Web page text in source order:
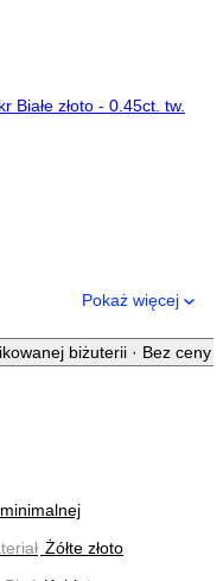
Pokaż więcej
biżuterii · Bez ceny
Żółte złoto